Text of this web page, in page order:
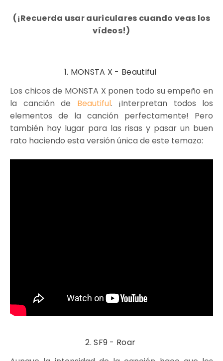
(¡Recuerda usar auriculares cuando veas los
vídeos!)
1. MONSTA X - Beautiful
Los chicos de MONSTA X ponen todo su empeño en
la canción de Beautiful. ¡Interpretan todos los
elementos de la canción perfectamente! Pero
también hay lugar para las risas y pasar un buen
rato haciendo esta versión única de este temazo:
2. SF9 - Roar